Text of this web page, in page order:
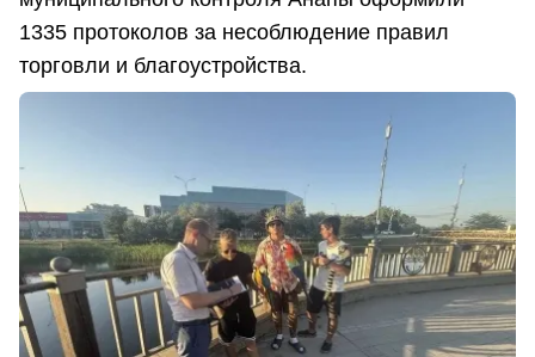
1335 протоколов за несоблюдение правил
торговли и благоустройства.